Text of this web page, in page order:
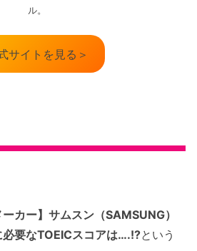
ル。
サイトを見る＞
ーカー】サムスン（SAMSUNG）
要なTOEICスコアは….!?という